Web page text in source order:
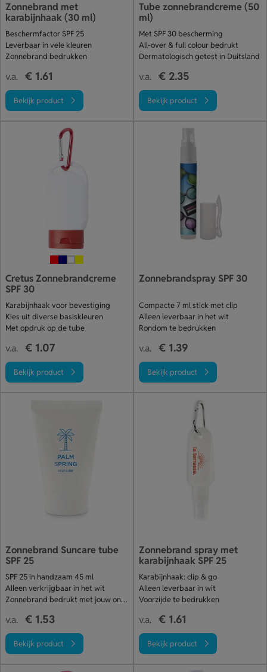
Zonnebrand met
karabijnhaak (30 ml)
Beschermfactor SPF 25
Leverbaar in vele kleuren
Zonnebrand bedrukken
v.a. € 1.61
Bekijk product
Tube zonnebrandcreme (50
ml)
Met SPF 30 bescherming
All-over & full colour bedrukt
Dermatologisch getest in Duitsland
v.a. € 2.35
Bekijk product
Cretus Zonnebrandcreme
SPF 30
Karabijnhaak voor bevestiging
Kies uit diverse basiskleuren
Met opdruk op de tube
v.a. € 1.07
Bekijk product
Zonnebrandspray SPF 30
Compacte 7 ml stick met clip
Alleen leverbaar in het wit
Rondom te bedrukken
v.a. € 1.39
Bekijk product
Zonnebrand Suncare tube
SPF 25
SPF 25 in handzaam 45 ml
Alleen verkrijgbaar in het wit
Zonnebrand bedrukt met jouw ontwerp
v.a. € 1.53
Bekijk product
Zonnebrand spray met
karabijnhaak SPF 25
Karabijnhaak: clip & go
Alleen leverbaar in wit
Voorzijde te bedrukken
v.a. € 1.61
Bekijk product